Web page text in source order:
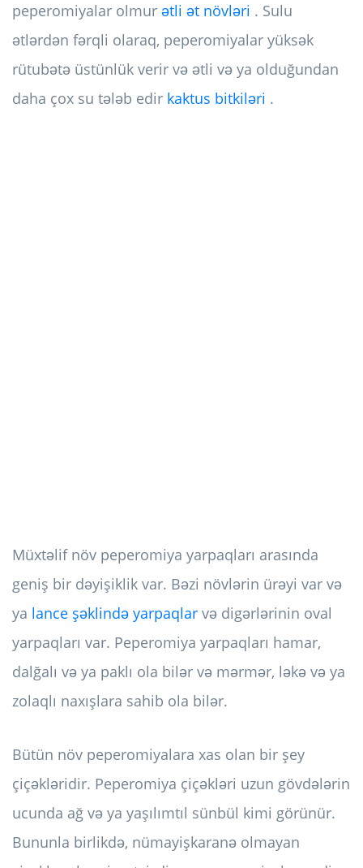
peperomiyalar olmur ətli ət növləri . Sulu
ətlərdən fərqli olaraq, peperomiyalar yüksək
rütubətə üstünlük verir və ətli və ya olduğundan
daha çox su tələb edir kaktus bitkiləri .
Müxtəlif növ peperomiya yarpaqları arasında
geniş bir dəyişiklik var. Bəzi növlərin ürəyi var və
ya lance şəklində yarpaqlar və digərlərinin oval
yarpaqları var. Peperomiya yarpaqları hamar,
dalğalı və ya paklı ola bilər və mərmər, ləkə və ya
zolaqlı naxışlara sahib ola bilər.
Bütün növ peperomiyalara xas olan bir şey
çiçəkləridir. Peperomiya çiçəkləri uzun gövdələrin
ucunda ağ və ya yaşılımtıl sünbül kimi görünür.
Bununla birlikdə, nümayişkaranə olmayan